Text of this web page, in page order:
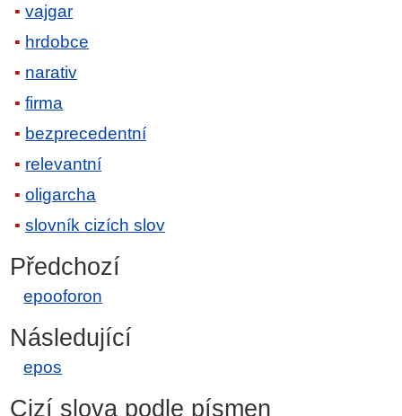
vajgar
hrdobce
narativ
firma
bezprecedentní
relevantní
oligarcha
slovník cizích slov
Předchozí
epooforon
Následující
epos
Cizí slova podle písmen